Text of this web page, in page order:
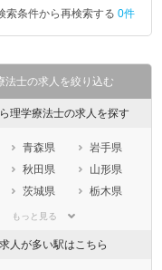
索条件から再検索する 0件
法士の求人を絞り込む
理学療法士の求人を探す
青森県
岩手県
秋田県
山形県
茨城県
栃木県
埼玉県
もっと見る
人が多い駅はこちら